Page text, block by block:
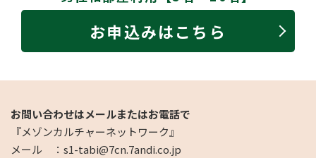
お申込みはこちら
お問い合わせはメールまたはお電話で
『メゾンカルチャーネットワーク』
メール ：s1-tabi@7cn.7andi.co.jp